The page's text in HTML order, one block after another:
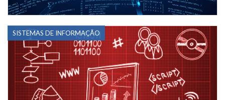
SISTEMAS DE INFORMAÇÃO